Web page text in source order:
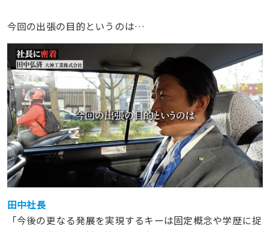
今回の出張の目的というのは…
田中社長
「今後の更なる発展を実現するキーは固定概念や学歴に捉